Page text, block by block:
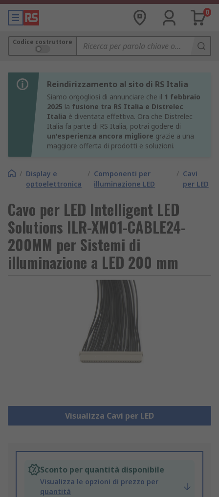
0
Codice costruttore
Reindirizzamento al sito di RS Italia
Siamo orgogliosi di annunciare che il 1 febbraio
2025 la fusione tra RS Italia e Distrelec
Italia è diventata effettiva. Ora che Distrelec
Italia fa parte di RS Italia, potrai godere di
un'esperienza ancora migliore grazie a una
maggiore offerta di prodotti e soluzioni.
/ Display e
optoelettronica
/ Componenti per
illuminazione LED
/ Cavi
per LED
Cavo per LED Intelligent LED
Solutions ILR-XM01-CABLE24-
200MM per Sistemi di
illuminazione a LED 200 mm
Visualizza Cavi per LED
Sconto per quantità disponibile
Visualizza le opzioni di prezzo per
quantità